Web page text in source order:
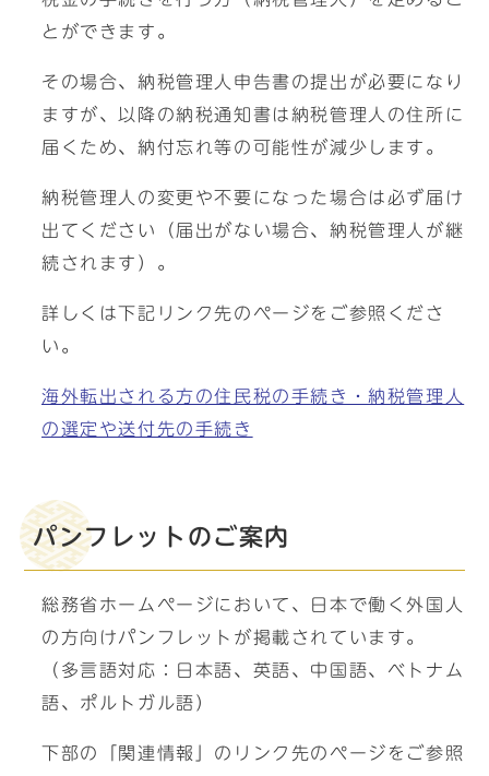
とができます。
その場合、納税管理人申告書の提出が必要になり
ますが、以降の納税通知書は納税管理人の住所に
届くため、納付忘れ等の可能性が減少します。
納税管理人の変更や不要になった場合は必ず届け
出てください（届出がない場合、納税管理人が継
続されます）。
詳しくは下記リンク先のページをご参照くださ
い。
海外転出される方の住民税の手続き・納税管理人
の選定や送付先の手続き
パンフレットのご案内
総務省ホームページにおいて、日本で働く外国人
の方向けパンフレットが掲載されています。
（多言語対応：日本語、英語、中国語、ベトナム
語、ポルトガル語）
下部の「関連情報」のリンク先のページをご参照